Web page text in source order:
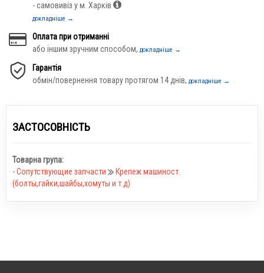
- самовивіз у м. Харків
докладніше →
Оплата при отриманні
або іншим зручним способом, докладніше →
Гарантія
обмін/повернення товару протягом 14 днів, докладніше →
ЗАСТОСОВНІСТЬ
Товарна група:
-Сопутствующие запчасти
Крепеж машиност.
(болты,гайки,шайбы,хомуты и т.д)